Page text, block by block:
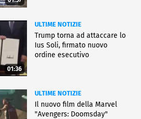
01:36
ULTIME NOTIZIE
Trump torna ad attaccare lo
Ius Soli, firmato nuovo
ordine esecutivo
ULTIME NOTIZIE
Il nuovo film della Marvel
"Avengers: Doomsday"